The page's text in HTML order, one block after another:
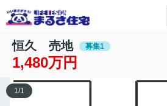
恒久 売地 募集1
1,480万円
1/1